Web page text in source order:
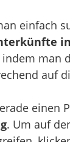
einfach
man
auf
einen
. Um auf